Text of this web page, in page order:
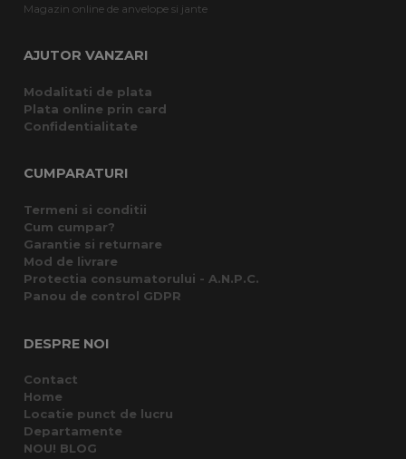
Magazin online de anvelope si jante
AJUTOR VANZARI
Modalitati de plata
Plata online prin card
Confidentialitate
CUMPARATURI
Termeni si conditii
Cum cumpar?
Garantie si returnare
Mod de livrare
Protectia consumatorului - A.N.P.C.
Panou de control GDPR
DESPRE NOI
Contact
Home
Locatie punct de lucru
Departamente
NOU! BLOG